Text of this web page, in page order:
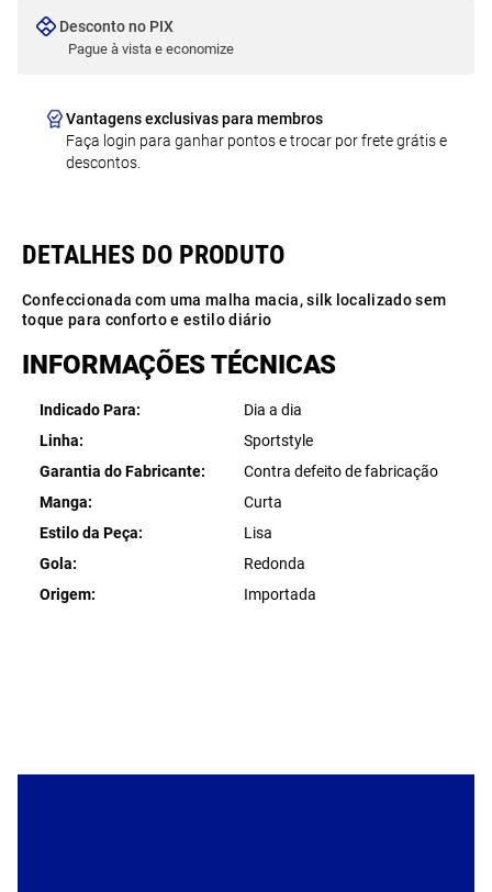
Desconto no PIX
Pague à vista e economize
Vantagens exclusivas para membros
Faça login para ganhar pontos e trocar por frete grátis e
descontos.
Confeccionada com uma malha macia, silk localizado sem
toque para conforto e estilo diário
INFORMAÇÕES TÉCNICAS
Indicado Para
Dia a dia
Linha
Sportstyle
Garantia do Fabricante
Contra defeito de fabricação
Manga
Curta
Estilo da Peça
Lisa
Gola
Redonda
Origem
Importada